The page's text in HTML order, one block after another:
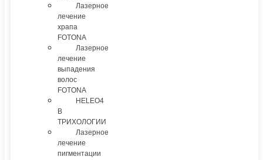
Лазерное
лечение
храпа
FOTONA
Лазерное
лечение
выпадения
волос
FOTONA
HELEO4
В
ТРИХОЛОГИИ
Лазерное
лечение
пигментации